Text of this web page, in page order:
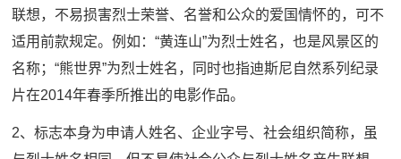
联想，不易损害烈士荣誉、名誉和公众的爱国情怀的，可不
适用前款规定。例如：“黄连山”为烈士姓名，也是风景区的
名称；“熊世界”为烈士姓名，同时也指迪斯尼自然系列纪录
片在2014年春季所推出的电影作品。
2、标志本身为申请人姓名、企业字号、社会组织简称，虽